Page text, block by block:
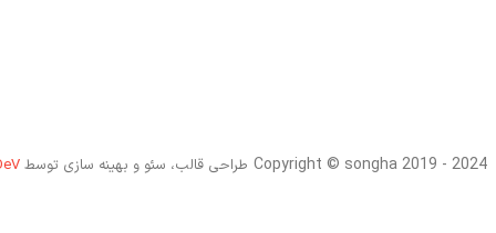
Copyright © songha 2019 - 2024 طراحی قالب، سئو و بهینه سازی توسط